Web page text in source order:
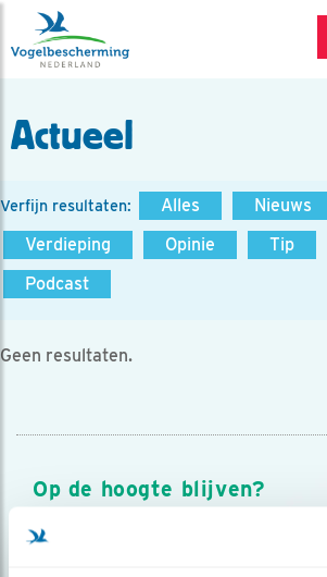
Actueel
Verfijn resultaten: Alles Nieuws
Verdieping
Opinie Tip
Podcast
Geen resultaten.
Op de hoogte blijven?
Meld je aan en ontvang nieuws,
over vogels en activiteiten van